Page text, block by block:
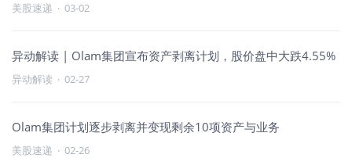
美股速递 · 03-02
异动解读 | Olam集团宣布资产剥离计划，股价盘中大跌4.55%
异动解读 · 02-27
Olam集团计划逐步剥离并变现剩余10项资产与业务
美股速递 · 02-26